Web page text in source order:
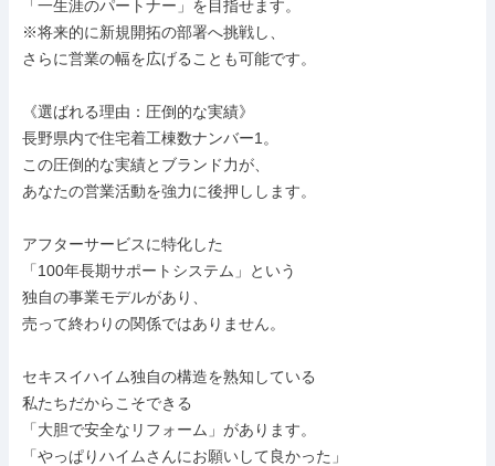
「一生涯のパートナー」を目指せます。
※将来的に新規開拓の部署へ挑戦し、
さらに営業の幅を広げることも可能です。
《選ばれる理由：圧倒的な実績》
長野県内で住宅着工棟数ナンバー1。
この圧倒的な実績とブランド力が、
あなたの営業活動を強力に後押しします。
アフターサービスに特化した
「100年長期サポートシステム」という
独自の事業モデルがあり、
売って終わりの関係ではありません。
セキスイハイム独自の構造を熟知している
私たちだからこそできる
「大胆で安全なリフォーム」があります。
「やっぱりハイムさんにお願いして良かった」